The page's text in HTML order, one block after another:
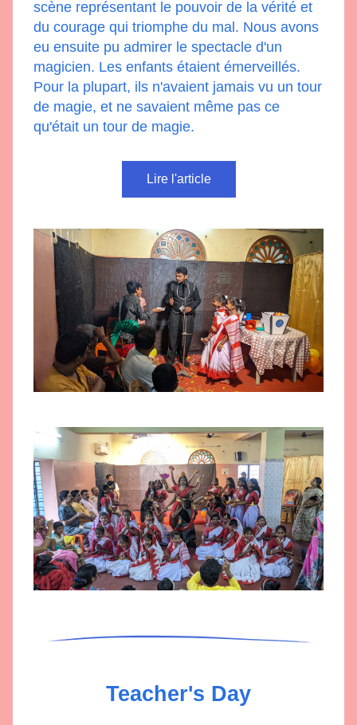
scène représentant le pouvoir de la vérité et
du courage qui triomphe du mal. Nous avons
eu ensuite pu admirer le spectacle d'un
magicien. Les enfants étaient émerveillés.
Pour la plupart, ils n'avaient jamais vu un tour
de magie, et ne savaient même pas ce
qu'était un tour de magie.
Lire l'article
Teacher's Day